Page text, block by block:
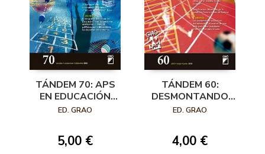
TÁNDEM 70: APS
EN EDUCACIÓN
FÍSICA
ED. GRAO
5,00 €
TÁNDEM 60:
DESMONTANDO
ESTEREOTIPOS DE
ED. GRAO
4,00 €